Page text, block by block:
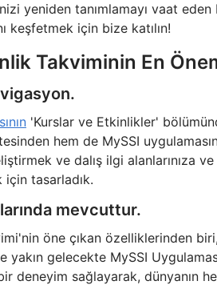
yeniden tanımlamayı vaat
keşfetmek için bize katılın!
Takviminin En
'Kurslar ve Etkinlikler'
hem de MySSI
ve dalış ilgi alanlarınıza
için tasarladık.
mevcuttur.
öne çıkan özelliklerinden
yakın gelecekte MySSI
deneyim sağlayarak, dünyanın